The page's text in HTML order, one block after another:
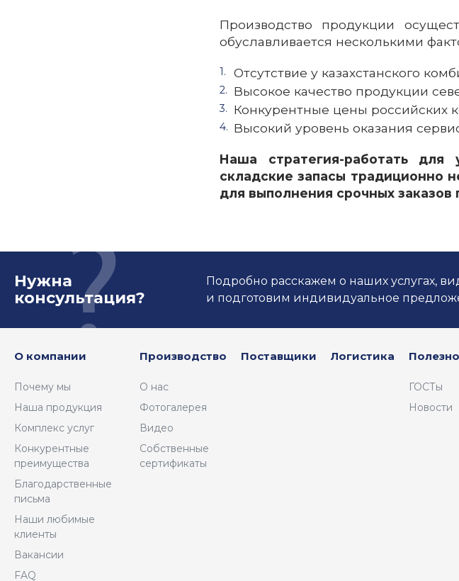
Производство продукции
обуславливается несколькими
Отсутствие у казахстанского
Высокое качество продукции
Конкурентные цены российских
Высокий уровень оказания
Наша стратегия-работать
складские запасы традиционно
для выполнения срочных заказов
Нужна
консультация?
Подробно расскажем о наших услугах,
и подготовим индивидуальное
О компании
Почему мы
Наша продукция
Комплекс услуг
Конкурентные
преимущества
Благодарственные
письма
Наши любимые
клиенты
Вакансии
FAQ
Производство
О нас
Фотогалерея
Видео
Собственные
сертификаты
Поставщики Логистика
ГОСТы
Новости